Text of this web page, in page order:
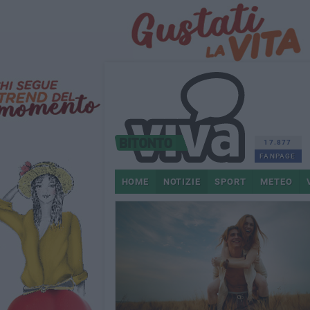
17.877
FANPAGE
HOME NOTIZIE SPORT METEO